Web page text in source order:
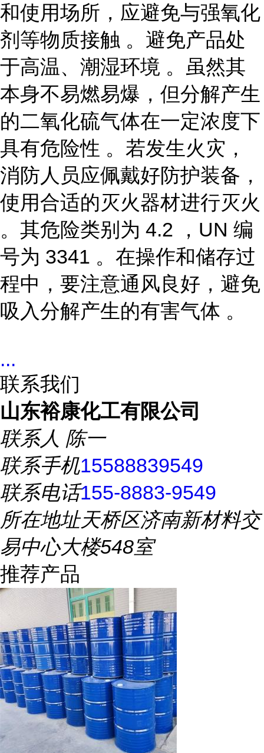
和使用场所，应避免与强氧化
剂等物质接触 。避免产品处
于高温、潮湿环境 。虽然其
本身不易燃易爆，但分解产生
的二氧化硫气体在一定浓度下
具有危险性 。若发生火灾，
消防人员应佩戴好防护装备，
使用合适的灭火器材进行灭火
。其危险类别为 4.2 ，UN 编
号为 3341 。在操作和储存过
程中，要注意通风良好，避免
吸入分解产生的有害气体 。
...
联系我们
山东裕康化工有限公司
联系人 陈一
联系手机15588839549
联系电话155-8883-9549
所在地址天桥区济南新材料交
易中心大楼548室
推荐产品